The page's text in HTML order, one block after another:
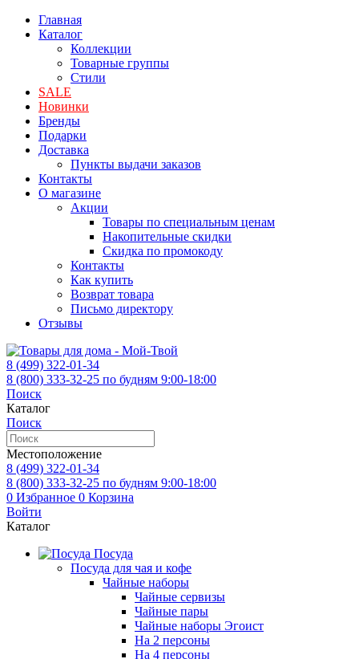
Главная
Каталог
Коллекции
Товарные группы
Стили
SALE
Новинки
Бренды
Подарки
Доставка
Пункты выдачи заказов
Контакты
О магазине
Акции
Товары по специальным ценам
Накопительные скидки
Скидка по промокоду
Контакты
Как купить
Возврат товара
Письмо директору
Отзывы
8 (499) 322-01-34
8 (800) 333-32-25 по будням 9:00-18:00
Поиск
Каталог
Поиск
Местоположение
8 (499) 322-01-34
8 (800) 333-32-25 по будням 9:00-18:00
0 Избранное 0 Корзина
Войти
Каталог
Посуда
Посуда для чая и кофе
Чайные наборы
Чайные сервизы
Чайные пары
Чайные наборы Эгоист
На 2 персоны
На 4 персоны